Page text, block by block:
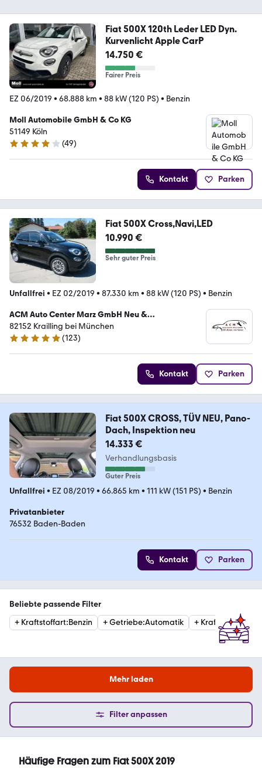
Fiat 500X 120th Leder LED Dyn.
Kurvenlicht Apple CarP
14.750 €
Fairer Preis
EZ 06/2019 • 68.888 km • 88 kW (120 PS) • Benzin
Moll Automobile GmbH & Co KG
51149 Köln
4 Sterne
(49)
Kontakt Parken
Fiat 500X Cross,Navi,LED
10.990 €
Sehr guter Preis
Unfallfrei • EZ 02/2019 • 87.330 km • 88 kW (120 PS) • Benzin
ACM Auto Center Marz GmbH Neu &
Gebrauchtwagen
82152 Krailling bei München
5 Sterne
(123)
Kontakt Parken
Fiat 500X CROSS, TÜV NEU, Pano-
Dach, Inspektion neu
14.333 €
Verhandlungsbasis
Guter Preis
Unfallfrei • EZ 08/2019 • 66.865 km • 111 kW (151 PS) • Benzin
Privatanbieter
76532 Baden-Baden
Kontakt Parken
Beliebte passende Filter
+ Kraftstoffart:Benzin +Getriebe:Automatik + Kraftstoffart
Mehr laden
Filter anpassen
Häufige Fragen zum Fiat 500X 2019